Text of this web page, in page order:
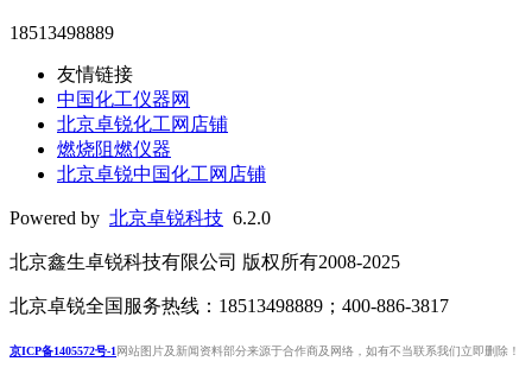
18513498889
友情链接
中国化工仪器网
北京卓锐化工网店铺
燃烧阻燃仪器
北京卓锐中国化工网店铺
Powered by 北京卓锐科技 6.2.0
北京鑫生卓锐科技有限公司 版权所有2008-2025
北京卓锐全国服务热线：18513498889；400-886-3817
京ICP备1405572号-1网站图片及新闻资料部分来源于合作商及网络，如有不当联系我们立即删除！